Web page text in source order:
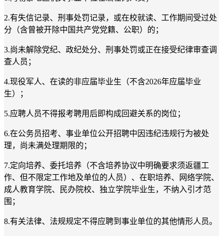
2.有失信记录、刑事处罚记录，或在校就读、工作期间受过处
分（含曾被开除中国共产党党籍、公职）的；
3.尚未解除党纪、政纪处分、刑事处罚或正在接受纪律审查调
查人员；
4.现役军人、在读的非应届毕业生（不含2026年应届毕业
生）；
5.应聘人员不得报考聘用后即构成回避关系的岗位；
6.在公务员招考、事业单位公开招聘中因违纪违规行为被处
理，尚未满处理期限的；
7.定向培养、委托培养（不含培养协议中明确要求须返疆工
作、但不限定工作地及单位的人员）、在职培养、网络学院、
成人教育学院、民办院校、独立学院毕业生，不纳入引才范
围；
8.有关法律、法规规定不得应聘到 事业单位的其他情形人员。